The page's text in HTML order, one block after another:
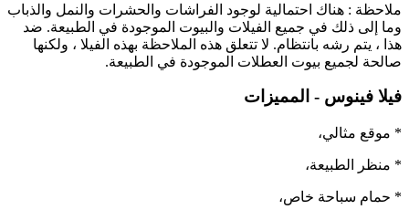
ملاحظة : هناك احتمالية لوجود الفراشات والحشرات والنمل والذباب
وما إلى ذلك في جميع الفيلات والبيوت الموجودة في الطبيعة. ضد
هذا ، يتم رشه بانتظام. لا تتعلق هذه الملاحظة بهذه الفيلا ، ولكنها
صالحة لجميع بيوت العطلات الموجودة في الطبيعة.
فيلا فينوس - المميزات
* موقع مثالي،
* منظر الطبيعة،
* حمام سباحة خاص،